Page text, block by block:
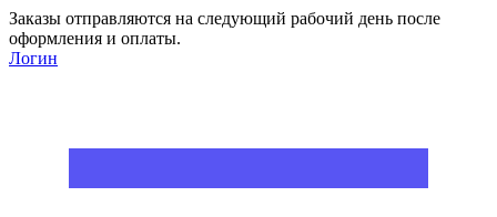
Заказы отправляются на следующий рабочий день после
оформления и оплаты.
Логин